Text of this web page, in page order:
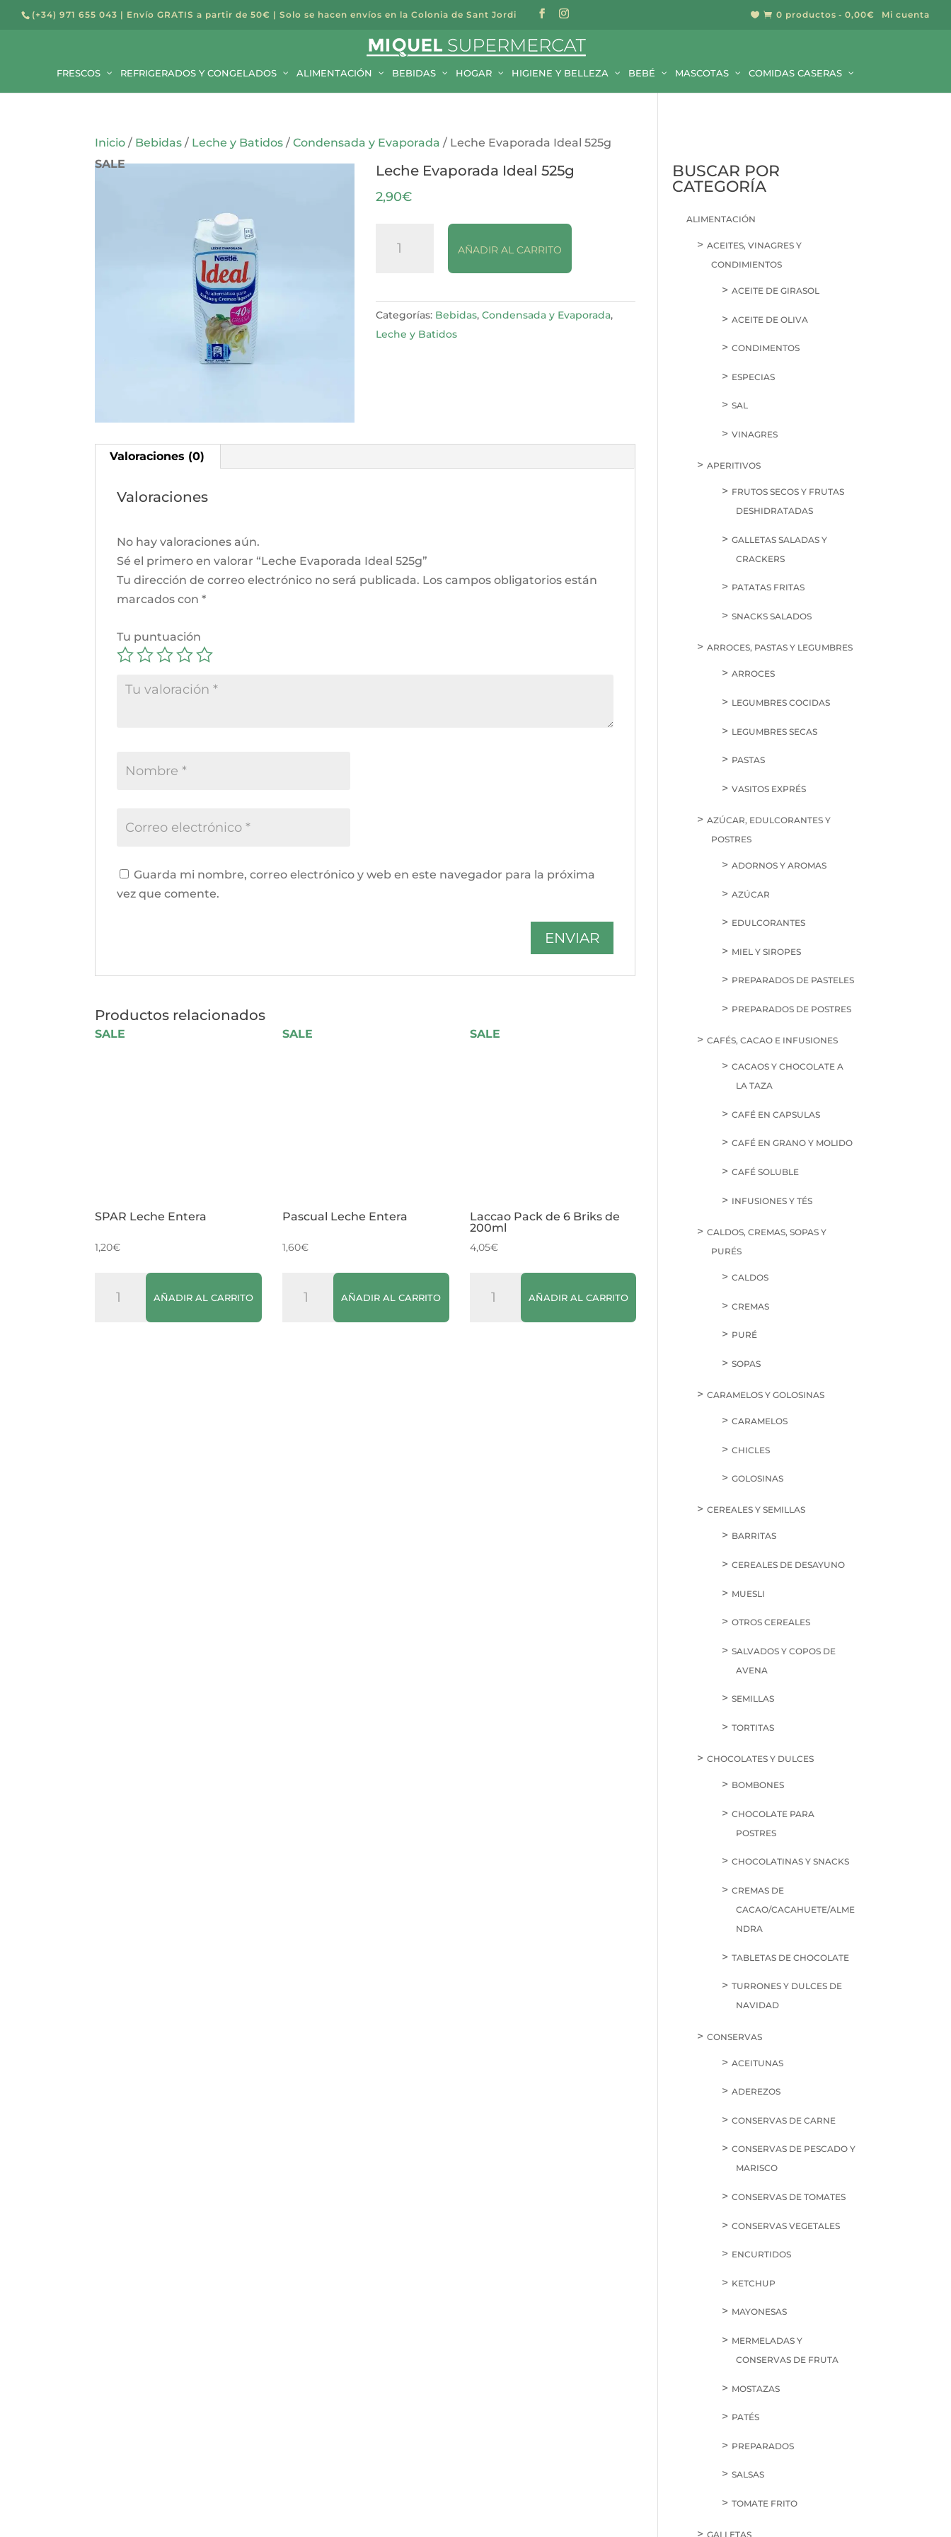
(+34) 971 655 043 | Envío GRATIS a partir de 50€ | Solo se hacen envíos en la Colonia de Sant Jordi Mi cuenta
  0 productos 0,00€
FRESCOS REFRIGERADOS Y CONGELADOS ALIMENTACIÓN BEBIDAS HOGAR HIGIENE Y BELLEZA BEBÉ MASCOTAS COMIDAS CASERAS
productos
Inicio / Bebidas / Leche y Batidos /Condensada y Evaporada / Leche Evaporada Ideal 525g
SALE
Leche Evaporada Ideal 525g
2,90€
Evaporada
cantidad
AÑADIR AL CARRITO
Categorías: Bebidas,Condensada y Evaporada,
Leche y Batidos
Valoraciones (0)
Valoraciones
No hay valoraciones aún.
Sé el primero en valorar “Leche Evaporada Ideal 525g”
Tu dirección de correo electrónico no será publicada. Los campos obligatorios están
marcados con*
Tu puntuación
Guarda mi nombre, correo electrónico y web en este navegador para la próxima
vez que comente.
Productos relacionados
SALE
SPAR Leche Entera
1,20€
Leche
AÑADIR AL CARRITO
SALE
Pascual Leche Entera
1,60€
Leche
AÑADIR AL CARRITO
SALE
Laccao Pack de 6 Briks de
200ml
4,05€
Pack
AÑADIR AL CARRITO
BUSCAR POR
CATEGORÍA
ALIMENTACIÓN
ACEITES, VINAGRES Y
CONDIMIENTOS
ACEITE DE GIRASOL
ACEITE DE OLIVA
CONDIMENTOS
ESPECIAS
SAL
VINAGRES
APERITIVOS
FRUTOS SECOS Y FRUTAS
DESHIDRATADAS
GALLETAS SALADAS Y
CRACKERS
PATATAS FRITAS
SNACKS SALADOS
ARROCES, PASTAS Y LEGUMBRES
ARROCES
LEGUMBRES COCIDAS
LEGUMBRES SECAS
PASTAS
VASITOS EXPRÉS
AZÚCAR, EDULCORANTES Y
POSTRES
ADORNOS Y AROMAS
AZÚCAR
EDULCORANTES
MIEL Y SIROPES
PREPARADOS DE PASTELES
PREPARADOS DE POSTRES
CAFÉS, CACAO E INFUSIONES
CACAOS Y CHOCOLATE A
LA TAZA
CAFÉ EN CAPSULAS
CAFÉ EN GRANO Y MOLIDO
CAFÉ SOLUBLE
INFUSIONES Y TÉS
CALDOS, CREMAS, SOPAS Y
PURÉS
CALDOS
CREMAS
PURÉ
SOPAS
CARAMELOS Y GOLOSINAS
CARAMELOS
CHICLES
GOLOSINAS
CEREALES Y SEMILLAS
BARRITAS
CEREALES DE DESAYUNO
MUESLI
OTROS CEREALES
SALVADOS Y COPOS DE
AVENA
SEMILLAS
TORTITAS
CHOCOLATES Y DULCES
BOMBONES
CHOCOLATE PARA
POSTRES
CHOCOLATINAS Y SNACKS
CREMAS DE
CACAO/CACAHUETE/ALME
NDRA
TABLETAS DE CHOCOLATE
TURRONES Y DULCES DE
NAVIDAD
CONSERVAS
ACEITUNAS
ADEREZOS
CONSERVAS DE CARNE
CONSERVAS DE PESCADO Y
MARISCO
CONSERVAS DE TOMATES
CONSERVAS VEGETALES
ENCURTIDOS
KETCHUP
MAYONESAS
MERMELADAS Y
CONSERVAS DE FRUTA
MOSTAZAS
PATÉS
PREPARADOS
SALSAS
TOMATE FRITO
GALLETAS